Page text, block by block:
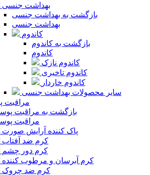
بهداشت جنسی
بازگشت به بهداشت جنسی
بهداشت جنسی
کاندوم
بازگشت به کاندوم
کاندوم
کاندوم نازک
کاندوم تاخیری
کاندوم خاردار
سایر محصولات بهداشت جنسی
مراقبت
بازگشت به مراقبت
مراقبت
پاک کننده آرایش صورت
کرم ضد آفتاب
کرم دور چشم
کرم آبرسان و مرطوب کننده
کرم ضد چروک